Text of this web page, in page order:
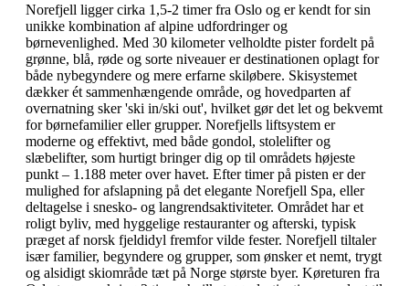
Norefjell ligger cirka 1,5-2 timer fra Oslo og er kendt for sin
unikke kombination af alpine udfordringer og
børnevenlighed. Med 30 kilometer velholdte pister fordelt på
grønne, blå, røde og sorte niveauer er destinationen oplagt for
både nybegyndere og mere erfarne skiløbere. Skisystemet
dækker ét sammenhængende område, og hovedparten af
overnatning sker 'ski in/ski out', hvilket gør det let og bekvemt
for børnefamilier eller grupper. Norefjells liftsystem er
moderne og effektivt, med både gondol, stolelifter og
slæbelifter, som hurtigt bringer dig op til områdets højeste
punkt – 1.188 meter over havet. Efter timer på pisten er der
mulighed for afslapning på det elegante Norefjell Spa, eller
deltagelse i snesko- og langrendsaktiviteter. Området har et
roligt byliv, med hyggelige restauranter og afterski, typisk
præget af norsk fjeldidyl fremfor vilde fester. Norefjell tiltaler
især familier, begyndere og grupper, som ønsker et nemt, trygt
og alsidigt skiområde tæt på Norge største byer. Køreturen fra